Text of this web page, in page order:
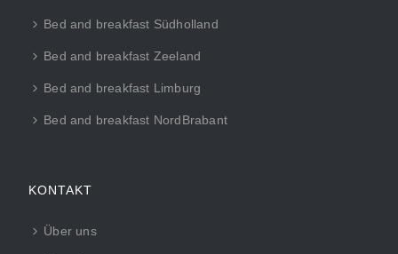
Bed and breakfast Südholland
Bed and breakfast Zeeland
Bed and breakfast Limburg
Bed and breakfast NordBrabant
KONTAKT
Über uns